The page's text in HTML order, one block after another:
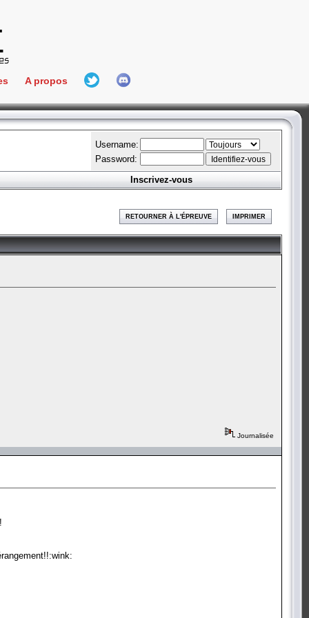
Connect
A propos
L'équipe
Hall Of Fame
Username:
Password:
Inscrivez-vous
RETOURNER À L'ÉPREUVE IMPRIMER
Journalisée